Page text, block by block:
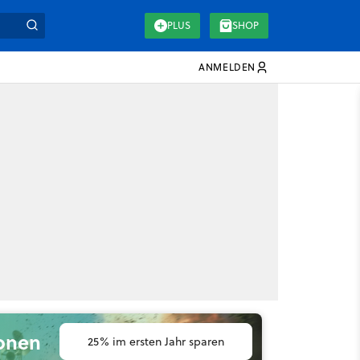
PLUS SHOP
ANMELDEN
25% im ersten Jahr sparen